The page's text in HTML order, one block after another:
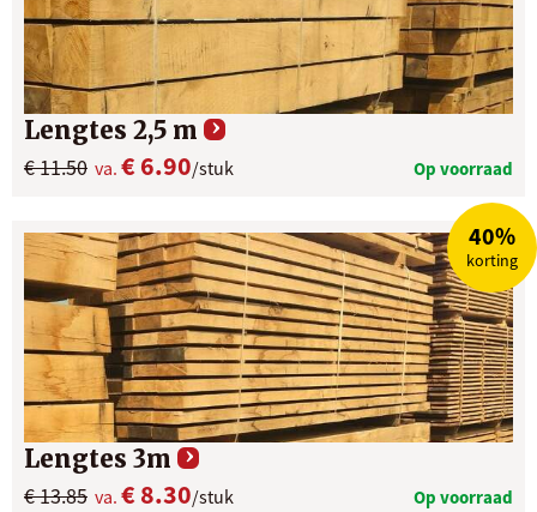
Lengtes 2,5 m
€ 11.50 va. € 6.90/stuk Op voorraad
40%
korting
Lengtes 3m
€ 13.85 va. € 8.30/stuk Op voorraad